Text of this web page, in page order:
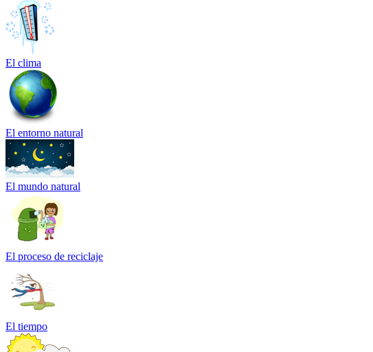
El clima
El entorno natural
El mundo natural
El proceso de reciclaje
El tiempo